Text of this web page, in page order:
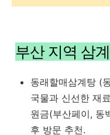
부산 지역 삼
동래할매삼계탕 (
국물과 신선한 재
원금(부산페이, 동
후 방문 추천.